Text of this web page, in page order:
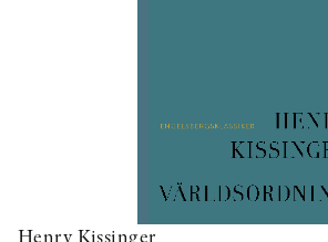
Henry Kissinger